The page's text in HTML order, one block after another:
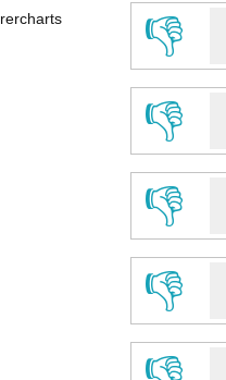
👎
👎
👎
👎